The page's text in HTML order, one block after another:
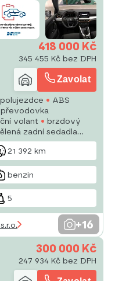
418 000 Kč
345 455 Kč bez DPH
Zavolat
ABS
převodovka
volant
brzdový
zadní sedadla
posilovač řízení
EDS
21 392 km
benzin
5
+16
300 000 Kč
247 934 Kč bez DPH